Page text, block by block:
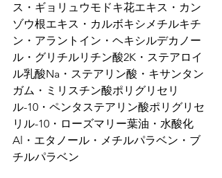
ス・ギョリュウモドキ花エキス・カン
ゾウ根エキス・カルボキシメチルキチ
ン・アラントイン・ヘキシルデカノー
ル・グリチルリチン酸2K・ステアロイ
ル乳酸Na・ステアリン酸・キサンタン
ガム・ミリスチン酸ポリグリセリ
ル-10・ペンタステアリン酸ポリグリセ
リル-10・ローズマリー葉油・水酸化
Al・エタノール・メチルパラベン・ブ
チルパラベン